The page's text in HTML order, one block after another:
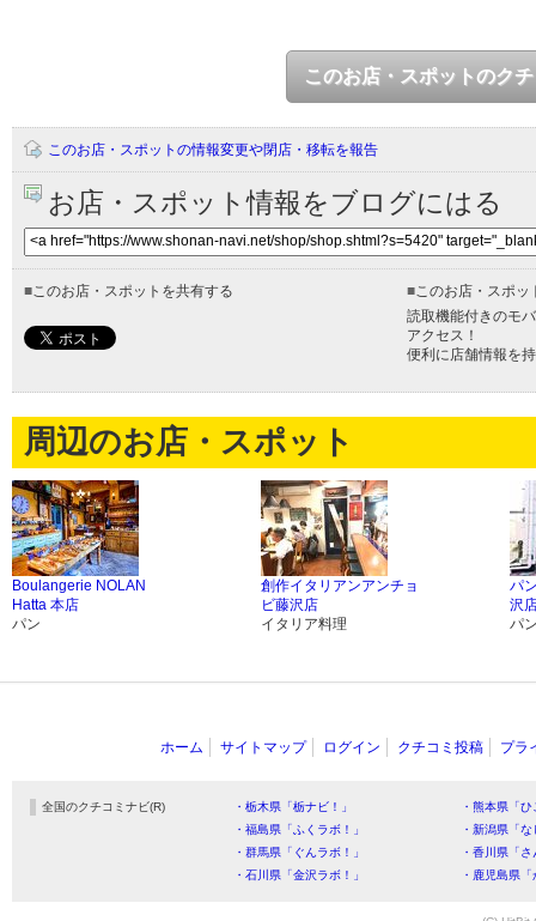
このお店・スポットのク
このお店・スポットの情報変更や閉店・移転を報告
お店・スポット情報をブログにはる
■ このお店・スポットを共有する ■ このお店・スポ
読取機能付きのモ
アクセス！
便利に店舗情報を
周辺のお店・スポット
Boulangerie NOLAN
Hatta 本店
パン
創作イタリアンアンチョ
ビ藤沢店
イタリア料理
パ
沢
パ
ホーム サイトマップ ログイン クチコミ投稿 プラ
全国のクチコミナビ(R) ・栃木県「栃ナビ！」
・熊本県「
・福島県「ふくラボ！」
・新潟県「
・群馬県「ぐんラボ！」
・香川県「
・石川県「金沢ラボ！」
・鹿児島県